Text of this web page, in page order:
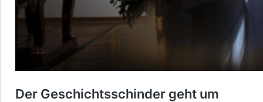
Der Geschichtsschinder geht um